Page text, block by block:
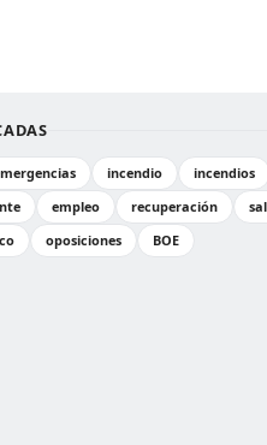
incendio incendios
empleo recuperación
oposiciones BOE